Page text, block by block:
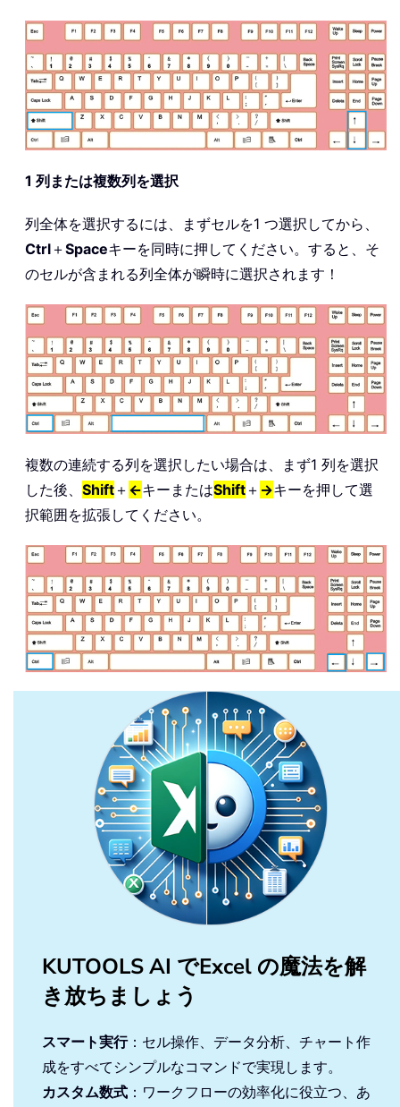
1 列または複数列を選択
列全体を選択するには、まずセルを1 つ選択してから、
Ctrl＋Spaceキーを同時に押してください。すると、そ
のセルが含まれる列全体が瞬時に選択されます！
複数の連続する列を選択したい場合は、まず1 列を選択
した後、 Shift＋ ←キーまたはShift＋ →キーを押して選
択範囲を拡張してください。
KUTOOLS AI でExcel の魔法を解
き放ちましょう
スマート実行：セル操作、データ分析、チャート作
成をすべてシンプルなコマンドで実現します。
カスタム数式 ：ワークフローの効率化に役立つ、あ